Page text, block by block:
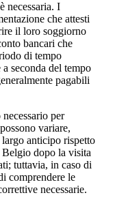
necessaria. I
che attesti
il loro soggiorno
bancari che
di tempo
seconda del tempo
pagabili
per
variare,
anticipo rispetto
dopo la visita
tuttavia, in caso di
comprendere le
necessarie.